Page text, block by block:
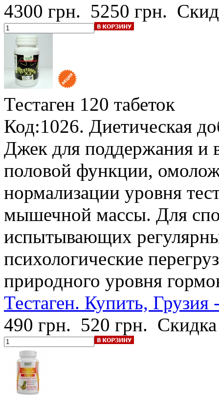
4300 грн. 5250 грн.
Тестаген 120 табеток
Код:1026. Диетическая
Джек для поддержания и
половой функции,
нормализации уровня
мышечной массы. Для
испытывающих
психологические
природного уровня
Тестаген. Купить, Грузия
490 грн. 520 грн.